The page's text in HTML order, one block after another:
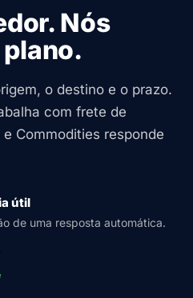
Nós
o destino e o prazo.
com frete de
Commodities responde
útil
de uma resposta automática.